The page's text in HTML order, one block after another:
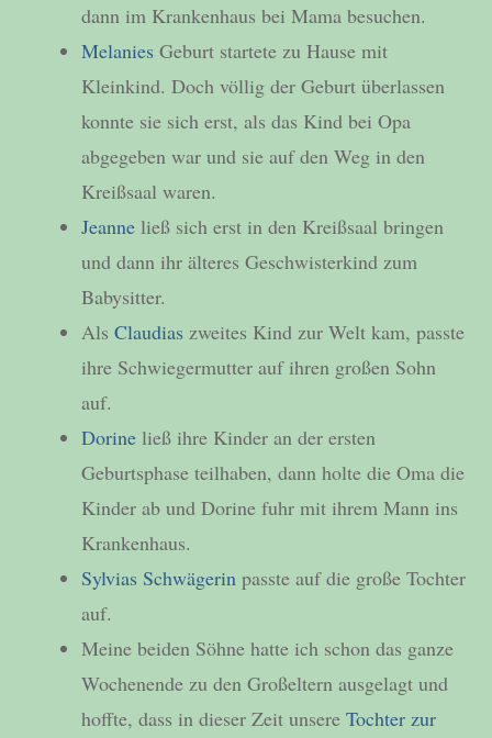
dann im Krankenhaus bei Mama besuchen.
Melanies Geburt startete zu Hause mit
Kleinkind. Doch völlig der Geburt überlassen
konnte sie sich erst, als das Kind bei Opa
abgegeben war und sie auf den Weg in den
Kreißsaal waren.
Jeanne ließ sich erst in den Kreißsaal bringen
und dann ihr älteres Geschwisterkind zum
Babysitter.
Als Claudias zweites Kind zur Welt kam, passte
ihre Schwiegermutter auf ihren großen Sohn
auf.
Dorine ließ ihre Kinder an der ersten
Geburtsphase teilhaben, dann holte die Oma die
Kinder ab und Dorine fuhr mit ihrem Mann ins
Krankenhaus.
Sylvias Schwägerin passte auf die große Tochter
auf.
Meine beiden Söhne hatte ich schon das ganze
Wochenende zu den Großeltern ausgelagt und
hoffte, dass in dieser Zeit unsere Tochter zur